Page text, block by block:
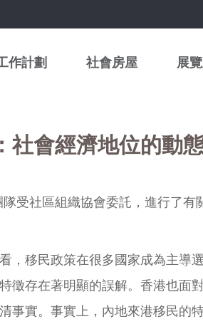
作計劃 社會房屋 展
社會經濟地位的動
受社區組織協會委託，進行了有
移民政策在很多國家成為主導
徵存在著明顯的誤解。香港也面
事實。事實上，內地來港移民的